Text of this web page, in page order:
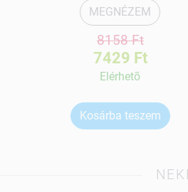
MEGNÉZEM
8158 Ft
7429 Ft
Elérhetõ
Kosárba teszem